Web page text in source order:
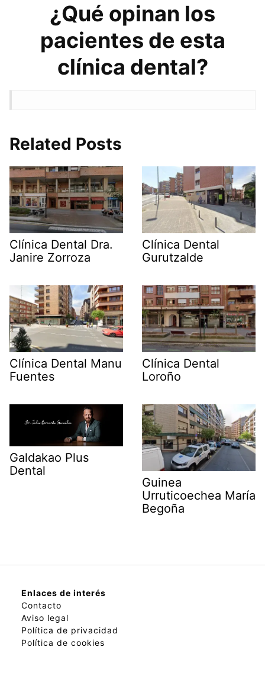
¿Qué opinan los
pacientes de esta
clínica dental?
Related Posts
Clínica Dental Dra.
Janire Zorroza
Clínica Dental
Gurutzalde
Clínica Dental Manu
Fuentes
Clínica Dental
Loroño
Galdakao Plus
Dental
Guinea
Urruticoechea María
Begoña
Enlaces de interés
Contacto
Aviso legal
Política de privacidad
Política de cookies